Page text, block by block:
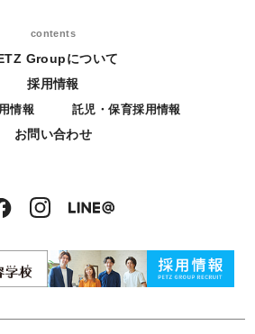
contents
Groupについて
採用情報
情報 託児・保育採用情報
お問い合わせ